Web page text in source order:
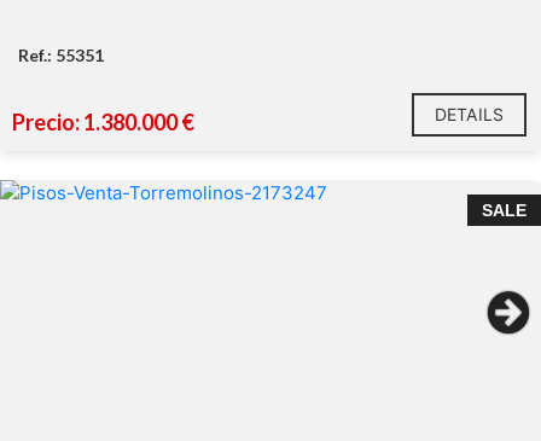
Ref.: 55351
Precio: 1.380.000 € DETAILS
SALE